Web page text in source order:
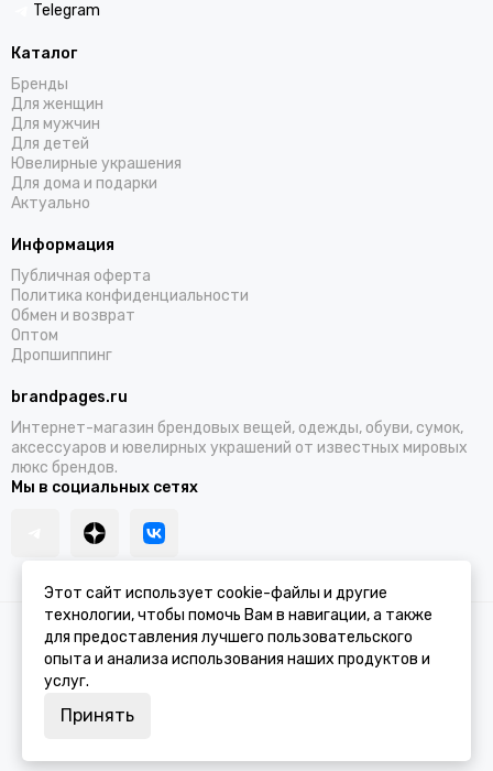
Telegram
Каталог
Бренды
Для женщин
Для мужчин
Для детей
Ювелирные украшения
Для дома и подарки
Актуально
Информация
Публичная оферта
Политика конфиденциальности
Обмен и возврат
Оптом
Дропшиппинг
brandpages.ru
Интернет-магазин брендовых вещей, одежды, обуви, сумок,
аксессуаров и ювелирных украшений от известных мировых
люкс брендов.
Мы в социальных сетях
2026 © BRANDPAGES.Карта сайта
Этот сайт использует cookie-файлы и другие
технологии, чтобы помочь Вам в навигации, а также
для предоставления лучшего пользовательского
опыта и анализа использования наших продуктов и
услуг.
Принять